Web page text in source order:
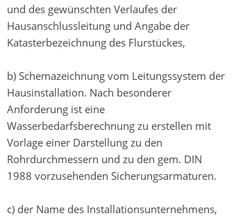
und des gewünschten Verlaufes der
Hausanschlussleitung und Angabe der
Katasterbezeichnung des Flurstückes,
b) Schemazeichnung vom Leitungssystem der
Hausinstallation. Nach besonderer
Anforderung ist eine
Wasserbedarfsberechnung zu erstellen mit
Vorlage einer Darstellung zu den
Rohrdurchmessern und zu den gem. DIN
1988 vorzusehenden Sicherungsarmaturen.
c) der Name des Installationsunternehmens,